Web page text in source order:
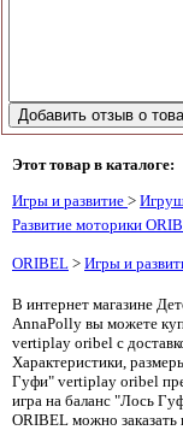
Этот товар в каталоге:
Игры и развитие >
Развитие моторики
ORIBEL > Игры и
В интернет магазине
AnnaPolly вы можете
vertiplay oribel с
Характеристики,
Гуфи" vertiplay oribel
игра на баланс "Лось
ORIBEL можно заказать